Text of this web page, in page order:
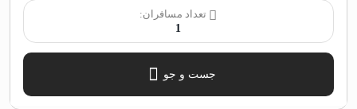
تعداد مسافران:
1
جست و جو